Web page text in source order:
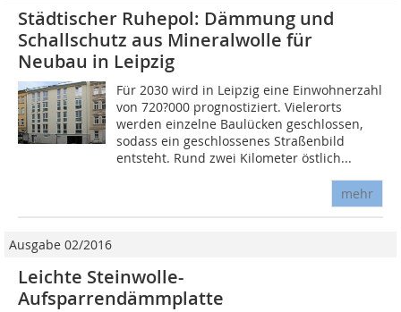
Städtischer Ruhepol: Dämmung und
Schallschutz aus Mineralwolle für
Neubau in Leipzig
Für 2030 wird in Leipzig eine Einwohnerzahl
von 720?000 prognostiziert. Vielerorts
werden einzelne Baulücken geschlossen,
sodass ein geschlossenes Straßenbild
entsteht. Rund zwei Kilometer östlich...
mehr
Ausgabe 02/2016
Leichte Steinwolle-
Aufsparrendämmplatte